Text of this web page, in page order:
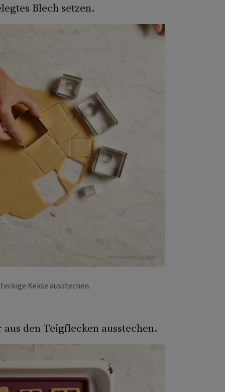
Blech setzen.
Foto: Eisenhut & Mayer
Kekse ausstechen.
den Teigflecken ausstechen.